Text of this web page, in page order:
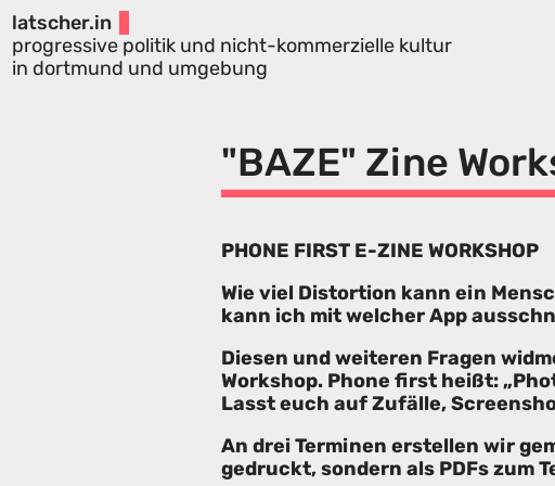
latscher.in
progressive politik und nicht-kommerzielle kultur
in dortmund und umgebung
"BAZE" Zine
PHONE FIRST E-ZINE WORKSHOP
Wie viel Distortion kann ein
kann ich mit welcher App
Diesen und weiteren Fragen
Workshop. Phone first heißt:
Lasst euch auf Zufälle,
An drei Terminen erstellen wir
gedruckt, sondern als PDFs zum